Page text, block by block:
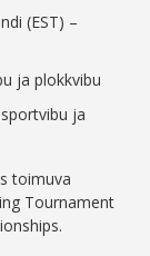
(EST) –
ja plokkvibu
ja
toimuva
Tournament